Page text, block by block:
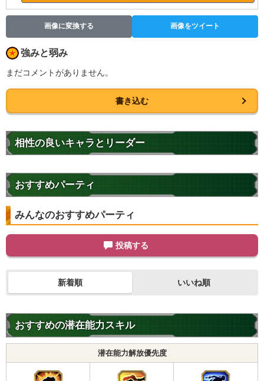
画像に変換する 画像をツイート
強みと弱み
まだコメントがありません。
書き込む
相性の良いキャラとリーダー
おすすめパーティ
みんなのおすすめパーティ
投稿する
新着順 いいね順
おすすめの潜在能力スキル
潜在能力解放優先度